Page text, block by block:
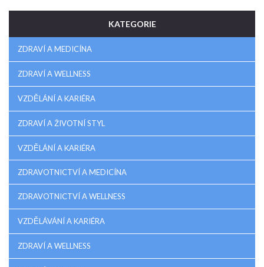
KATEGORIE
ZDRAVÍ A MEDICÍNA
ZDRAVÍ A WELLNESS
VZDĚLÁNÍ A KARIÉRA
ZDRAVÍ A ŽIVOTNÍ STYL
VZDĚLÁNÍ A KARIÉRA
ZDRAVOTNICTVÍ A MEDICÍNA
ZDRAVOTNICTVÍ A WELLNESS
VZDĚLÁVÁNÍ A KARIÉRA
ZDRAVÍ A WELLNESS